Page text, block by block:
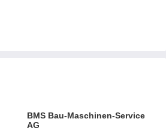
BMS Bau-Maschinen-Service
AG